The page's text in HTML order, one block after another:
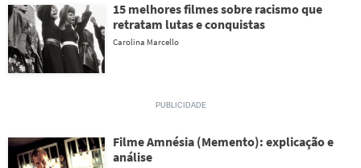
15 melhores filmes sobre racismo que
retratam lutas e conquistas
Carolina Marcello
Filme Amnésia (Memento): explicação e
análise